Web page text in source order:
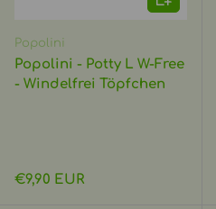
Popolini
Popolini - Potty L W-Free
- Windelfrei Töpfchen
Normaler Preis
€9,90 EUR